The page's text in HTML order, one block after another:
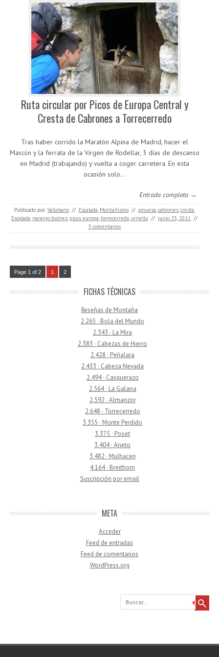
Ruta circular por Picos de Europa Central y
Cresta de Cabrones a Torrecerredo
Tras haber corrido la Maratón Alpina de Madrid, hacer el
Mascún y la ferrata de la Virgen de Rodellar, 3 días de descanso
en Madrid (trabajando) y vuelta a coger carretera. En esta
ocasión solo…
Entrada completa →
Publicado por: Vallekano // Escalada, Montañismo // amuesa,cabrones,cresta,
Escalada, naranjo bulnes, picos europa,torrecerredo, urriellu // junio 23, 2011 //
5 comentarios
Page 1 of 2 1 2
FICHAS TÉCNICAS
Reseñas de Montaña
2.265 · Bola del Mundo
2.343 · La Mira
2.383 · Cabezas de Hierro
2.428 · Peñalara
2.433 · Cabeza Nevada
2.494 · Casquerazo
2.564 · La Galana
2.592 · Almanzor
2.648 · Torrecerredo
3.355 · Monte Perdido
3.375 · Poset
3.404 · Aneto
3.482 · Mulhacen
4.164 · Breithorn
Suscripción por email
META
Acceder
Feed de entradas
Feed de comentarios
WordPress.org
Buscar